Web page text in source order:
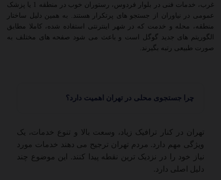
غرب، خدمات فنی در بلوار فردوس، رستوران خوب در منطقه 1 یا پزشک
عمومی در نیاوران از جستجو های پرتکرار هستند. به همین دلیل ساختار
منطقه، محله و خدمت که در شهر اینترنتی استفاده شده، کاملا مطابق
الگوریتم های جدید گوگل است و باعث می شود صفحه های مختلف به
صورت طبیعی رتبه بگیرند.
چرا جستجوی محلی در تهران اهمیت دارد؟
تهران در کنار ترافیک زیاد، وسعت بالا و تنوع خدمات، یک
ویژگی مهم دارد. مردم تهران ترجیح می دهند خدمات مورد
نیاز خود را در نزدیک ترین نقطه پیدا کنند. این موضوع چند
دلیل اصلی دارد.